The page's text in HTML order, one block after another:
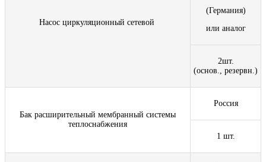
Насос циркуляционный сетевой
(Германия)
или аналог
2шт.
(основ., резервн.)
Бак расширительный мембранный системы
теплоснабжения
Россия
1 шт.